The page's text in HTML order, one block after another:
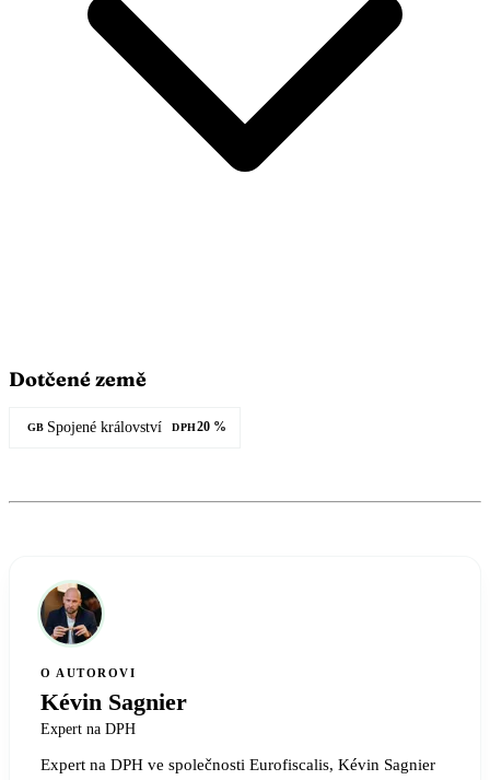
Dotčené země
GB Spojené království DPH20 %
O AUTOROVI
Kévin Sagnier
Expert na DPH
Expert na DPH ve společnosti Eurofiscalis, Kévin Sagnier